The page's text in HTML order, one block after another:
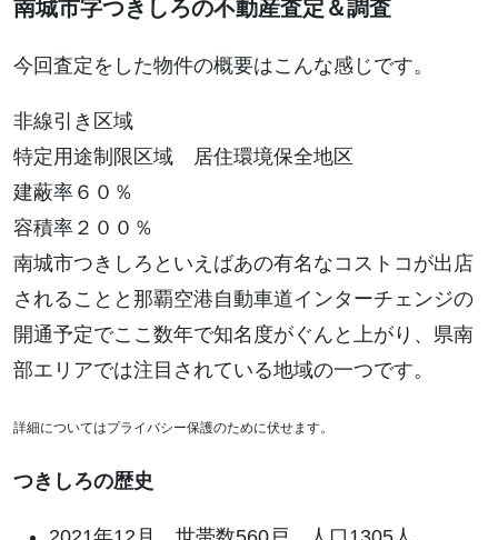
南城市字つきしろの不動産査定＆調査
今回査定をした物件の概要はこんな感じです。
非線引き区域
特定用途制限区域 居住環境保全地区
建蔽率６０％
容積率２００％
南城市つきしろといえばあの有名なコストコが出店
されることと那覇空港自動車道インターチェンジの
開通予定でここ数年で知名度がぐんと上がり、県南
部エリアでは注目されている地域の一つです。
詳細についてはプライバシー保護のために伏せます。
つきしろの歴史